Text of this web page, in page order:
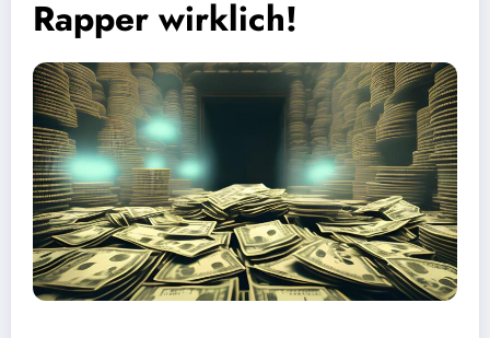
Rapper wirklich!